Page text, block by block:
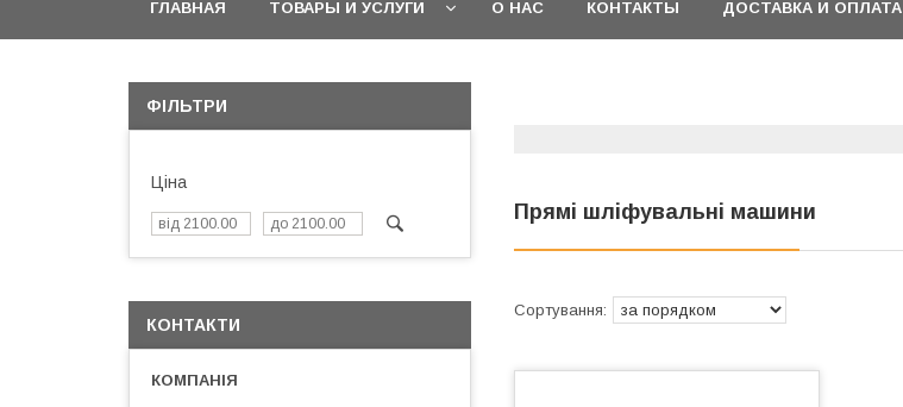
ГЛАВНАЯ ТОВАРЫ И УСЛУГИ О НАС КОНТАКТЫ ДОСТАВКА И ОПЛАТА
Прямі шліфувальні машини
ФІЛЬТРИ
Ціна
КОНТАКТИ